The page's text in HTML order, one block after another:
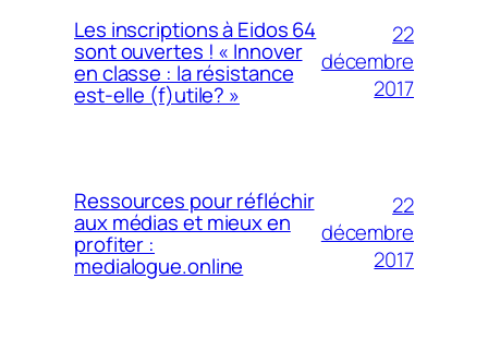
Les inscriptions à Eidos 64
sont ouvertes ! « Innover
en classe : la résistance
est-elle (f)utile? »
22
décembre
2017
Ressources pour réfléchir
aux médias et mieux en
profiter :
medialogue.online
22
décembre
2017